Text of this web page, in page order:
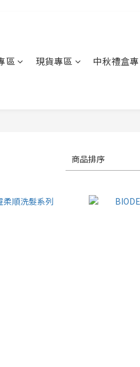
區 現貨專區
中秋禮盒
商品排序